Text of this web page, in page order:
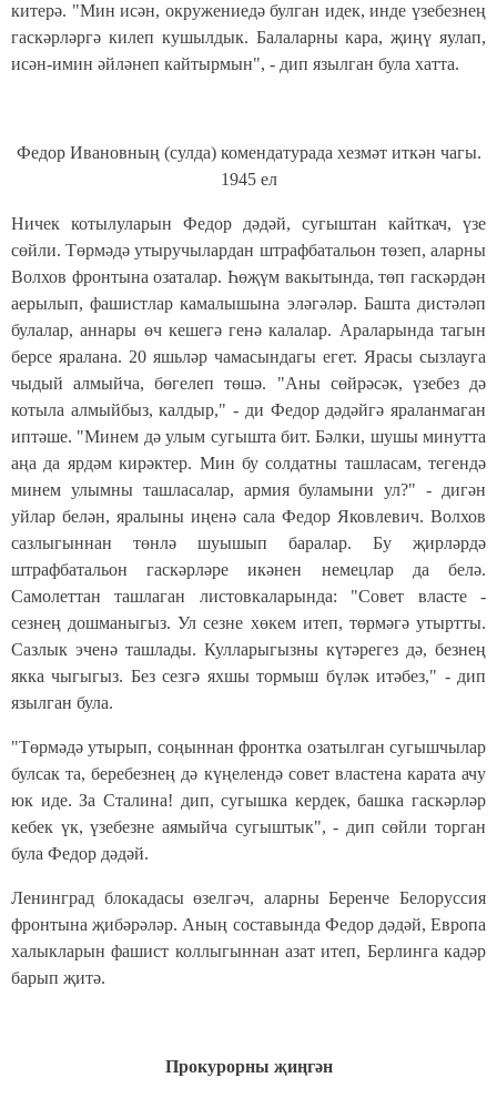
китерә. "Мин исән, окружениедә булган идек, инде үзебезнең
гаскәрләргә килеп кушылдык. Балаларны кара, җиңү яулап,
исән-имин әйләнеп кайтырмын", - дип язылган була хатта.
Федор Ивановның (сулда) комендатурада хезмәт иткән чагы.
1945 ел
Ничек котылуларын Федор дәдәй, сугыштан кайткач, үзе
сөйли. Төрмәдә утыручылардан штрафбатальон төзеп, аларны
Волхов фронтына озаталар. Һөҗүм вакытында, төп гаскәрдән
аерылып, фашистлар камалышына эләгәләр. Башта дистәләп
булалар, аннары өч кешегә генә калалар. Араларында тагын
берсе яралана. 20 яшьләр чамасындагы егет. Ярасы сызлауга
чыдый алмыйча, бөгелеп төшә. "Аны сөйрәсәк, үзебез дә
котыла алмыйбыз, калдыр," - ди Федор дәдәйгә яраланмаган
иптәше. "Минем дә улым сугышта бит. Бәлки, шушы минутта
аңа да ярдәм кирәктер. Мин бу солдатны ташласам, тегендә
минем улымны ташласалар, армия буламыни ул?" - дигән
уйлар белән, яралыны иңенә сала Федор Яковлевич. Волхов
сазлыгыннан төнлә шуышып баралар. Бу җирләрдә
штрафбатальон гаскәрләре икәнен немецлар да белә.
Самолеттан ташлаган листовкаларында: "Совет власте -
сезнең дошманыгыз. Ул сезне хөкем итеп, төрмәгә утыртты.
Сазлык эченә ташлады. Кулларыгызны күтәрегез дә, безнең
якка чыгыгыз. Без сезгә яхшы тормыш бүләк итәбез," - дип
язылган була.
"Төрмәдә утырып, соңыннан фронтка озатылган сугышчылар
булсак та, беребезнең дә күңелендә совет властена карата ачу
юк иде. За Сталина! дип, сугышка кердек, башка гаскәрләр
кебек үк, үзебезне аямыйча сугыштык", - дип сөйли торган
була Федор дәдәй.
Ленинград блокадасы өзелгәч, аларны Беренче Белоруссия
фронтына җибәрәләр. Аның составында Федор дәдәй, Европа
халыкларын фашист коллыгыннан азат итеп, Берлинга кадәр
барып җитә.
Прокурорны җиңгән